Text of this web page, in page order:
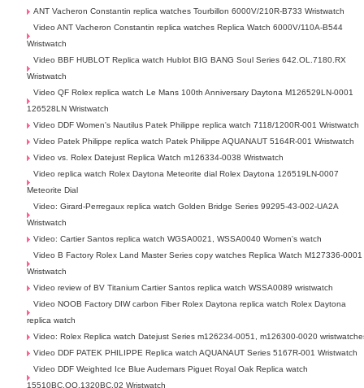
ANT Vacheron Constantin replica watches Tourbillon 6000V/210R-B733 Wristwatch
Video ANT Vacheron Constantin replica watches Replica Watch 6000V/110A-B544
Wristwatch
Video BBF HUBLOT Replica watch Hublot BIG BANG Soul Series 642.OL.7180.RX
Wristwatch
Video QF Rolex replica watch Le Mans 100th Anniversary Daytona M126529LN-0001
126528LN Wristwatch
Video DDF Women's Nautilus Patek Philippe replica watch 7118/1200R-001 Wristwatch
Video Patek Philippe replica watch Patek Philippe AQUANAUT 5164R-001 Wristwatch
Video vs. Rolex Datejust Replica Watch m126334-0038 Wristwatch
Video replica watch Rolex Daytona Meteorite dial Rolex Daytona 126519LN-0007
Meteorite Dial
Video: Girard-Perregaux replica watch Golden Bridge Series 99295-43-002-UA2A
Wristwatch
Video: Cartier Santos replica watch WGSA0021, WSSA0040 Women's watch
Video B Factory Rolex Land Master Series copy watches Replica Watch M127336-0001
Wristwatch
Video review of BV Titanium Cartier Santos replica watch WSSA0089 wristwatch
Video NOOB Factory DIW carbon Fiber Rolex Daytona replica watch Rolex Daytona
replica watch
Video: Rolex Replica watch Datejust Series m126234-0051, m126300-0020
Video DDF PATEK PHILIPPE Replica watch AQUANAUT Series 5167R-001 Wristwatch
Video DDF Weighted Ice Blue Audemars Piguet Royal Oak Replica watch
15510BC.OO.1320BC.02 Wristwatch